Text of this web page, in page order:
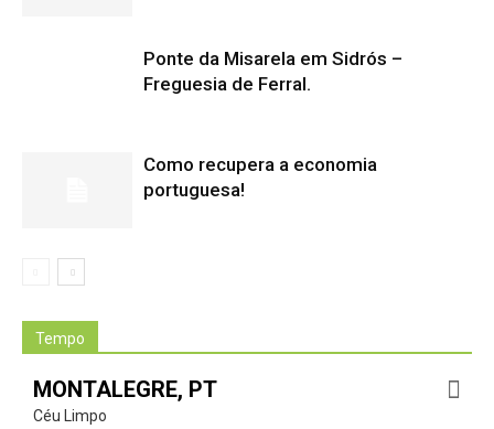
Ponte da Misarela em Sidrós –
Freguesia de Ferral.
Como recupera a economia
portuguesa!
Tempo
MONTALEGRE, PT
Céu Limpo